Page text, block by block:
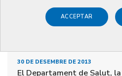
ACCEPTAR
30 DE DESEMBRE DE 2013
El Departament de Salut,